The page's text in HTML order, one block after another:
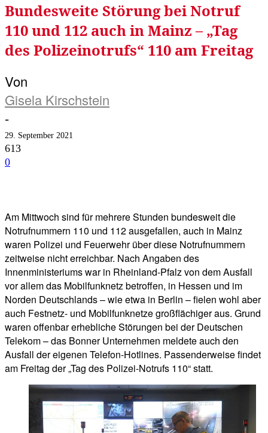
Bundesweite Störung bei Notruf
110 und 112 auch in Mainz – „Tag
des Polizeinotrufs“ 110 am Freitag
Von
Gisela Kirschstein
-
29. September 2021
613
0
Am Mittwoch sind für mehrere Stunden bundesweit die
Notrufnummern 110 und 112 ausgefallen, auch in Mainz
waren Polizei und Feuerwehr über diese Notrufnummern
zeitweise nicht erreichbar. Nach Angaben des
Innenministeriums war in Rheinland-Pfalz von dem Ausfall
vor allem das Mobilfunknetz betroffen, in Hessen und im
Norden Deutschlands – wie etwa in Berlin – fielen wohl aber
auch Festnetz- und Mobilfunknetze großflächiger aus. Grund
waren offenbar erhebliche Störungen bei der Deutschen
Telekom – das Bonner Unternehmen meldete auch den
Ausfall der eigenen Telefon-Hotlines. Passenderweise findet
am Freitag der „Tag des Polizei-Notrufs 110“ statt.